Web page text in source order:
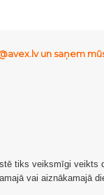
un saņem
tiks veiksmīgi veikts
vai aiznākamajā